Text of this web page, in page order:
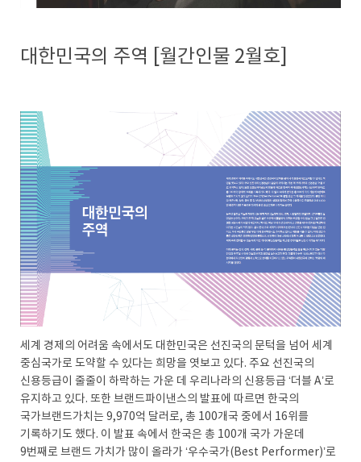
대한민국의 주역 [월간인물 2월호]
세계 경제의 어려움 속에서도 대한민국은 선진국의 문턱을 넘어 세계
중심국가로 도약할 수 있다는 희망을 엿보고 있다. 주요 선진국의
신용등급이 줄줄이 하락하는 가운 데 우리나라의 신용등급 ‘더블 A’로
유지하고 있다. 또한 브랜드파이낸스의 발표에 따르면 한국의
국가브랜드가치는 9,970억 달러로, 총 100개국 중에서 16위를
기록하기도 했다. 이 발표 속에서 한국은 총 100개 국가 가운데
9번째로 브랜드 가치가 많이 올라가 ‘우수국가(Best Performer)’로